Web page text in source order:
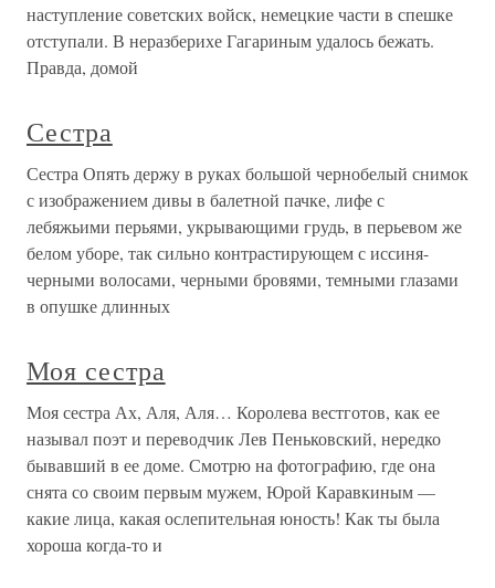
наступление советских войск, немецкие части в спешке
отступали. В неразберихе Гагариным удалось бежать.
Правда, домой
Сестра
Сестра Опять держу в руках большой чернобелый снимок
с изображением дивы в балетной пачке, лифе с
лебяжьими перьями, укрывающими грудь, в перьевом же
белом уборе, так сильно контрастирующем с иссиня-
черными волосами, черными бровями, темными глазами
в опушке длинных
Моя сестра
Моя сестра Ах, Аля, Аля… Королева вестготов, как ее
называл поэт и переводчик Лев Пеньковский, нередко
бывавший в ее доме. Смотрю на фотографию, где она
снята со своим первым мужем, Юрой Каравкиным —
какие лица, какая ослепительная юность! Как ты была
хороша когда-то и